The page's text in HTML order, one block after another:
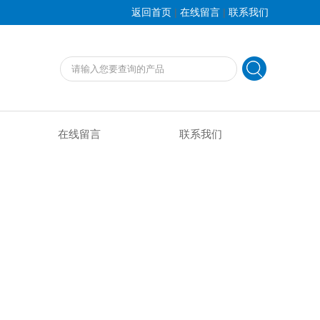
返回首页 | 在线留言 | 联系我们
在线留言 联系我们